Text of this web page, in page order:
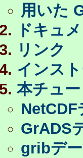
用いた
ドキュ
リンク
インス
本チュ
NetCDF
GrADS
gribデ